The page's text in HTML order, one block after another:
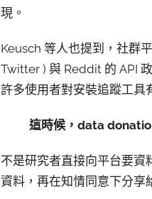
現。
Keusch 等人也提到，社群
Twitter ) 與 Reddit 的 API
許多使用者對安裝追蹤工具
這時候，data
不是研究者直接向平台要資
資料，再在知情同意下分享